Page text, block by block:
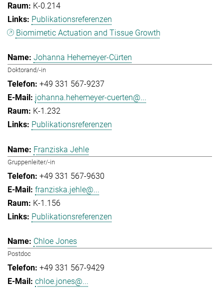
K-0.214
Publikationsreferenzen
Biomimetic Actuation and Tissue Growth
Johanna Hehemeyer-Cürten
Doktorand/-in
+49 331 567-9237
johanna.hehemeyer-cuerten@...
K-1.232
Publikationsreferenzen
Franziska Jehle
Gruppenleiter/-in
+49 331 567-9630
franziska.jehle@...
K-1.156
Publikationsreferenzen
Chloe Jones
Postdoc
+49 331 567-9429
chloe.jones@...